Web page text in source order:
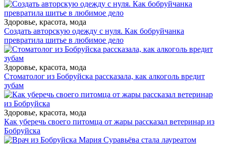
Здоровье, красота, мода
Создать авторскую одежду с нуля. Как бобруйчанка
превратила шитье в любимое дело
Здоровье, красота, мода
Стоматолог из Бобруйска рассказала, как алкоголь вредит
зубам
Здоровье, красота, мода
Как уберечь своего питомца от жары рассказал ветеринар из
Бобруйска